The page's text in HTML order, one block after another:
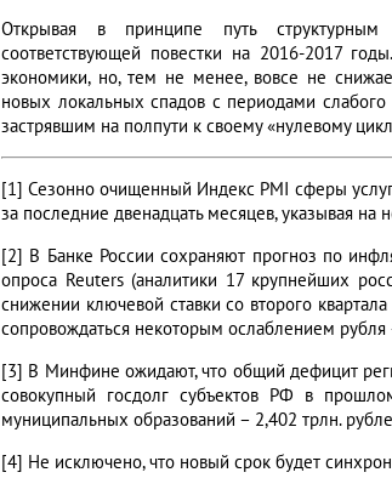
Открывая в принципе путь структурным
соответствующей повестки на 2016-2017
экономики, но, тем не менее, вовсе не
новых локальных спадов с периодами
застрявшим на полпути к своему «нулевому
[1] Сезонно очищенный Индекс PMI сферы
за последние двенадцать месяцев, указывая
[2] В Банке России сохраняют прогноз по
опроса Reuters (аналитики 17 крупнейших
снижении ключевой ставки со второго
сопровождаться некоторым ослаблением
[3] В Минфине ожидают, что общий дефицит
совокупный госдолг субъектов РФ в
муниципальных образований – 2,402 трлн.
[4] Не исключено, что новый срок будет